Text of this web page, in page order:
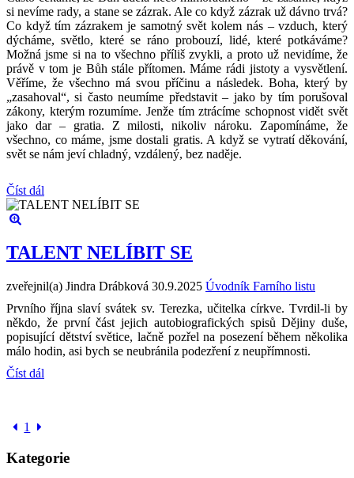
si nevíme rady, a stane se zázrak. Ale co když zázrak už dávno trvá?
Co když tím zázrakem je samotný svět kolem nás – vzduch, který
dýcháme, světlo, které se ráno probouzí, lidé, které potkáváme?
Možná jsme si na to všechno příliš zvykli, a proto už nevidíme, že
právě v tom je Bůh stále přítomen. Máme rádi jistoty a vysvětlení.
Věříme, že všechno má svou příčinu a následek. Boha, který by
„zasahoval“, si často neumíme představit – jako by tím porušoval
zákony, kterým rozumíme. Jenže tím ztrácíme schopnost vidět svět
jako dar – gratia. Z milosti, nikoliv nároku. Zapomínáme, že
všechno, co máme, jsme dostali gratis. A když se vytratí děkování,
svět se nám jeví chladný, vzdálený, bez naděje.
Číst dál
TALENT NELÍBIT SE
zveřejnil(a) Jindra Drábková 30.9.2025 Úvodník Farního listu
Prvního října slaví svátek sv. Terezka, učitelka církve. Tvrdil-li by
někdo, že první část jejich autobiografických spisů Dějiny duše,
popisující dětství světice, lačně pozřel na posezení během několika
málo hodin, asi bych se neubránila podezření z neupřímnosti.
Číst dál
1
Kategorie